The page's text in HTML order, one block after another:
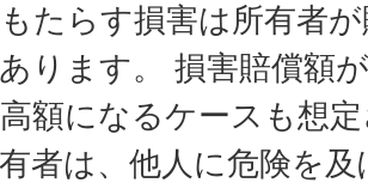
たらす損害は所有者
ります。 損害賠償額
額になるケースも想
者は、他人に危険を